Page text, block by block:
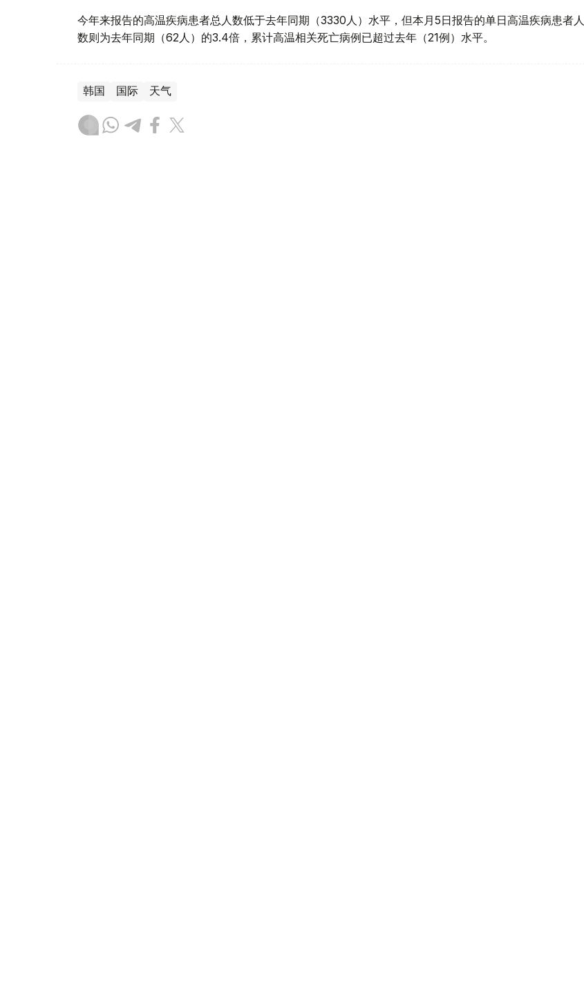
今年来报告的高温疾病患者总人数低于去年同期（3330人）水平，但本月5日报告的单日高温疾病患者人
数则为去年同期（62人）的3.4倍，累计高温相关死亡病例已超过去年（21例）水平。
韩国 国际 天气